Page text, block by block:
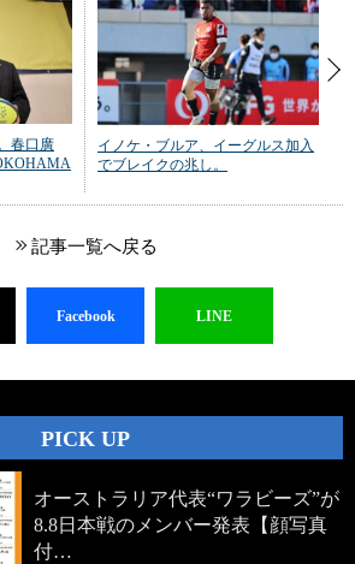
春口廣
イノケ・ブルア、イーグルス加入
でブレイクの兆し。
記事一覧へ戻る
Facebook LINE
PICK UP
オーストラリア代表“ワラビーズ”が
8.8日本戦のメンバー発表【顔写真
付…